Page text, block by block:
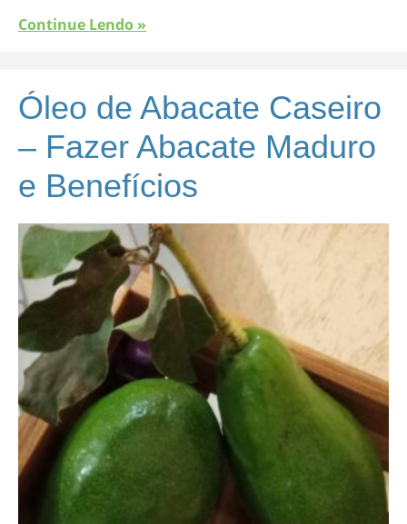
Continue Lendo »
Óleo de Abacate Caseiro
– Fazer Abacate Maduro
e Benefícios